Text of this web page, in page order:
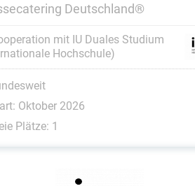
Deutschland®
mit IU Duales Studium
Hochschule)
Oktober 2026
Plätze: 1